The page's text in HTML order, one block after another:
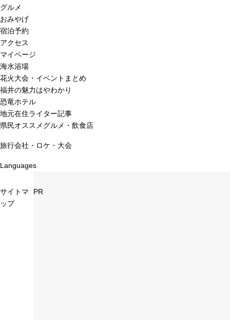
グルメ
おみやげ
宿泊予約
アクセス
マイページ
海水浴場
花火大会・イベントまとめ
福井の魅力はやわかり
恐竜ホテル
地元在住ライター記事
県民オススメグルメ・飲食店
旅行会社・ロケ・大会
Languages
サイトマ
ップ
PR